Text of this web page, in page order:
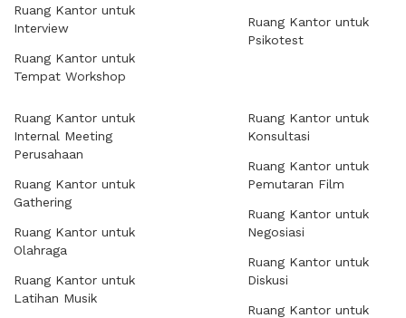
Ruang Kantor untuk
Interview
Ruang Kantor untuk
Tempat Workshop
Ruang Kantor untuk
Psikotest
Ruang Kantor untuk
Internal Meeting
Perusahaan
Ruang Kantor untuk
Gathering
Ruang Kantor untuk
Olahraga
Ruang Kantor untuk
Latihan Musik
Ruang Kantor untuk
Konsultasi
Ruang Kantor untuk
Pemutaran Film
Ruang Kantor untuk
Negosiasi
Ruang Kantor untuk
Diskusi
Ruang Kantor untuk